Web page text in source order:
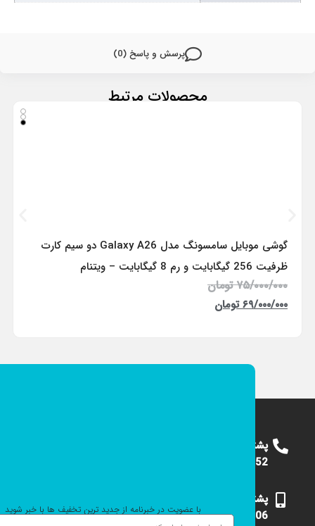
پرسش و پاسخ (0)
محصولات مرتبط
گوشی موبایل سامسونگ مدل Galaxy A26 دو سیم کارت
ظرفیت 256 گیگابایت و رم 8 گیگابایت – ویتنام
۷۵/۰۰۰/۰۰۰ تومان
۶۹/۰۰۰/۰۰۰ تومان
پشتیبانی
09124375652
پشتیبانی
09101531006با عضویت در خبرنامه از جدید ترین تخفیف ها با خبر شوید